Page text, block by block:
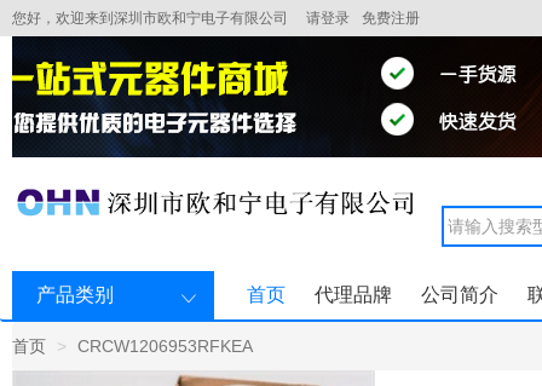
您好，欢迎来到深圳市欧和宁电子有限公司 请登录 免费注册
产品类别 首页 代理品牌 公司简介
首页 CRCW1206953RFKEA